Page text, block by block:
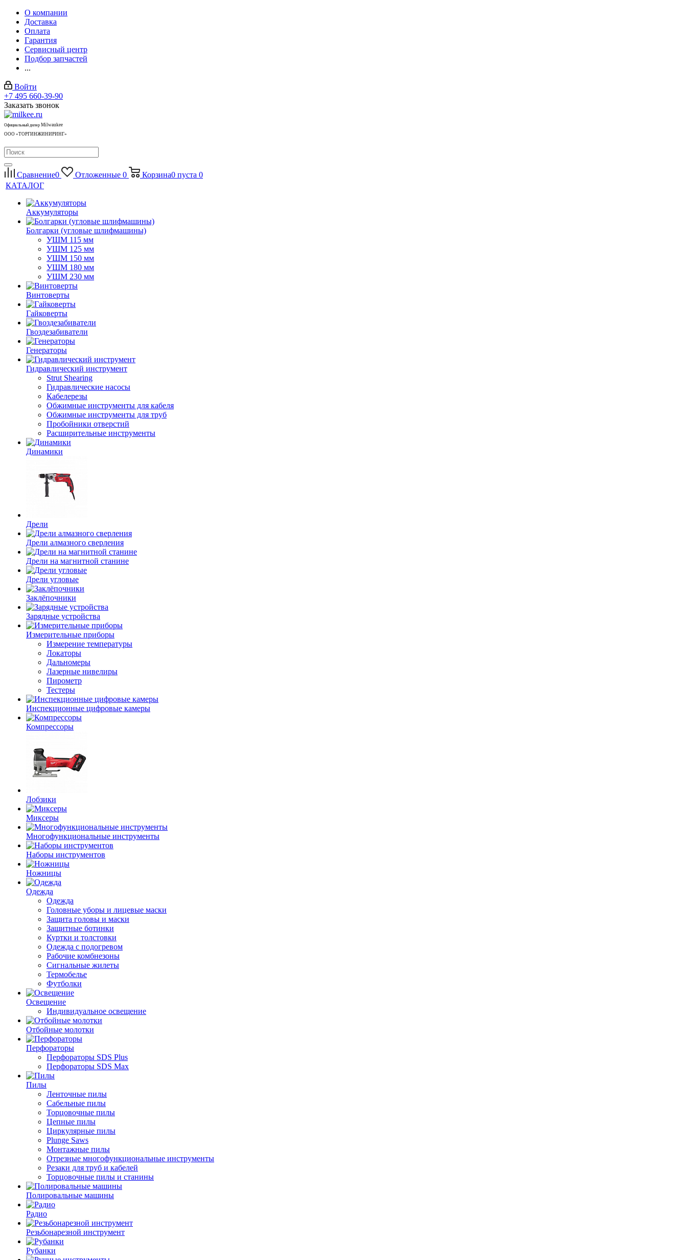
О компании
Доставка
Оплата
Гарантия
Сервисный центр
Подбор запчастей
...
Войти
+7 495 660-39-90
Заказать звонок
Официальный дилер Milwaukee
ООО «ТОРГИНЖИНИРИНГ»
Сравнение0 Отложенные 0 Корзина0 пуста 0
КАТАЛОГ
Аккумуляторы
Болгарки (угловые шлифмашины)
УШМ 115 мм
УШМ 125 мм
УШМ 150 мм
УШМ 180 мм
УШМ 230 мм
Винтоверты
Гайковерты
Гвоздезабиватели
Генераторы
Гидравлический инструмент
Strut Shearing
Гидравлические насосы
Кабелерезы
Обжимные инструменты для кабеля
Обжимные инструменты для труб
Пробойники отверстий
Расширительные инструменты
Динамики
Дрели
Дрели алмазного сверления
Дрели на магнитной станине
Дрели угловые
Заклёпочники
Зарядные устройства
Измерительные приборы
Измерение температуры
Локаторы
Дальномеры
Лазерные нивелиры
Пирометр
Тестеры
Инспекционные цифровые камеры
Компрессоры
Лобзики
Миксеры
Многофункциональные инструменты
Наборы инструментов
Ножницы
Одежда
Одежда
Головные уборы и лицевые маски
Защита головы и маски
Защитные ботинки
Куртки и толстовки
Одежда с подогревом
Рабочие комбнезоны
Сигнальные жилеты
Термобелье
Футболки
Освещение
Индивидуальное освещение
Отбойные молотки
Перфораторы
Перфораторы SDS Plus
Перфораторы SDS Max
Пилы
Ленточные пилы
Сабельные пилы
Торцовочные пилы
Цепные пилы
Циркулярные пилы
Plunge Saws
Монтажные пилы
Отрезные многофункциональные инструменты
Резаки для труб и кабелей
Торцовочные пилы и станины
Полировальные машины
Радио
Резьбонарезной инструмент
Рубанки